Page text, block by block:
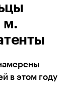
м.
в этом году